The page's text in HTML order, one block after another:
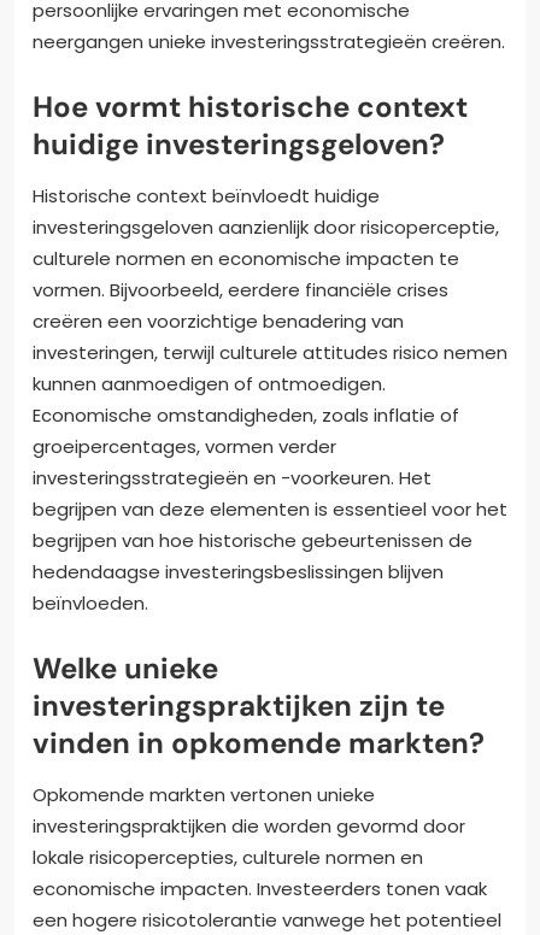
persoonlijke ervaringen met economische
neergangen unieke investeringsstrategieën creëren.
Hoe vormt historische context
huidige investeringsgeloven?
Historische context beïnvloedt huidige
investeringsgeloven aanzienlijk door risicoperceptie,
culturele normen en economische impacten te
vormen. Bijvoorbeeld, eerdere financiële crises
creëren een voorzichtige benadering van
investeringen, terwijl culturele attitudes risico nemen
kunnen aanmoedigen of ontmoedigen.
Economische omstandigheden, zoals inflatie of
groeipercentages, vormen verder
investeringsstrategieën en -voorkeuren. Het
begrijpen van deze elementen is essentieel voor het
begrijpen van hoe historische gebeurtenissen de
hedendaagse investeringsbeslissingen blijven
beïnvloeden.
Welke unieke
investeringspraktijken zijn te
vinden in opkomende markten?
Opkomende markten vertonen unieke
investeringspraktijken die worden gevormd door
lokale risicopercepties, culturele normen en
economische impacten. Investeerders tonen vaak
een hogere risicotolerantie vanwege het potentieel